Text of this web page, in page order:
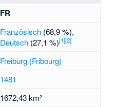
FR
Französisch (68,9 %),
Deutsch (27,1 %)[1][2]
Freiburg (Fribourg)
1481
1672,43 km²